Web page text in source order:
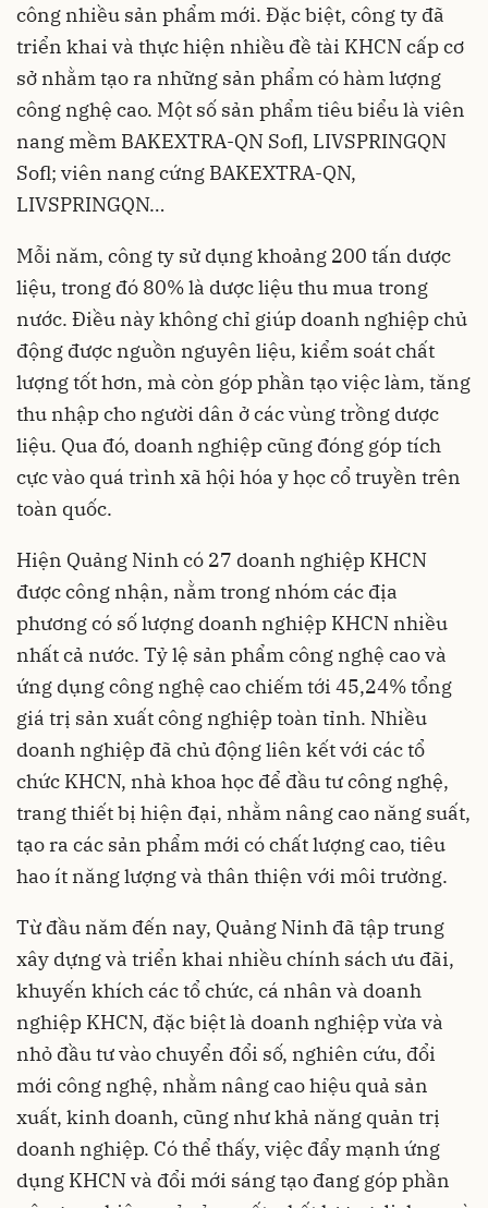
công nhiều sản phẩm mới. Đặc biệt, công ty đã
triển khai và thực hiện nhiều đề tài KHCN cấp cơ
sở nhằm tạo ra những sản phẩm có hàm lượng
công nghệ cao. Một số sản phẩm tiêu biểu là viên
nang mềm BAKEXTRA-QN Sofl, LIVSPRINGQN
Sofl; viên nang cứng BAKEXTRA-QN,
LIVSPRINGQN…
Mỗi năm, công ty sử dụng khoảng 200 tấn dược
liệu, trong đó 80% là dược liệu thu mua trong
nước. Điều này không chỉ giúp doanh nghiệp chủ
động được nguồn nguyên liệu, kiểm soát chất
lượng tốt hơn, mà còn góp phần tạo việc làm, tăng
thu nhập cho người dân ở các vùng trồng dược
liệu. Qua đó, doanh nghiệp cũng đóng góp tích
cực vào quá trình xã hội hóa y học cổ truyền trên
toàn quốc.
Hiện Quảng Ninh có 27 doanh nghiệp KHCN
được công nhận, nằm trong nhóm các địa
phương có số lượng doanh nghiệp KHCN nhiều
nhất cả nước. Tỷ lệ sản phẩm công nghệ cao và
ứng dụng công nghệ cao chiếm tới 45,24% tổng
giá trị sản xuất công nghiệp toàn tỉnh. Nhiều
doanh nghiệp đã chủ động liên kết với các tổ
chức KHCN, nhà khoa học để đầu tư công nghệ,
trang thiết bị hiện đại, nhằm nâng cao năng suất,
tạo ra các sản phẩm mới có chất lượng cao, tiêu
hao ít năng lượng và thân thiện với môi trường.
Từ đầu năm đến nay, Quảng Ninh đã tập trung
xây dựng và triển khai nhiều chính sách ưu đãi,
khuyến khích các tổ chức, cá nhân và doanh
nghiệp KHCN, đặc biệt là doanh nghiệp vừa và
nhỏ đầu tư vào chuyển đổi số, nghiên cứu, đổi
mới công nghệ, nhằm nâng cao hiệu quả sản
xuất, kinh doanh, cũng như khả năng quản trị
doanh nghiệp. Có thể thấy, việc đẩy mạnh ứng
dụng KHCN và đổi mới sáng tạo đang góp phần